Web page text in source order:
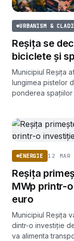
URBANISM &
Reșița se
biciclete și
Municipiul Reșița
lungimea pistelor
ponderea
ENERGIE 12 MAR
Reșița
MWp printr-
euro
Municipiul Reșița
dintr-o investiție
va alimenta